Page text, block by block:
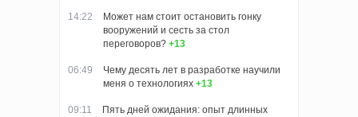
14:22
Может нам стоит остановить гонку
вооружений и сесть за стол
переговоров? +13
06:49
Чему десять лет в разработке научили
меня о технологиях +13
09:11
Пять дней ожидания: опыт длинных